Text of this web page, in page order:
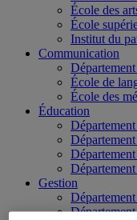
École des
École
Institut du
Communication
École de
École des
Éducation
Gestion